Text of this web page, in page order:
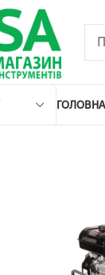
ГОЛОВНА